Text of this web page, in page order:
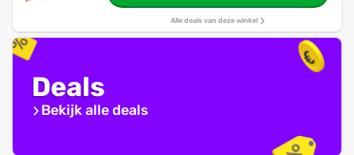
van het oor in grijs
Alle deals van deze winkel
Deals
Bekijk alle deals